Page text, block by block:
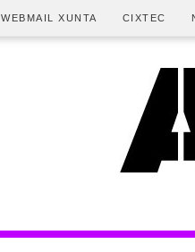
WEBMAIL XUNTA CIXTEC